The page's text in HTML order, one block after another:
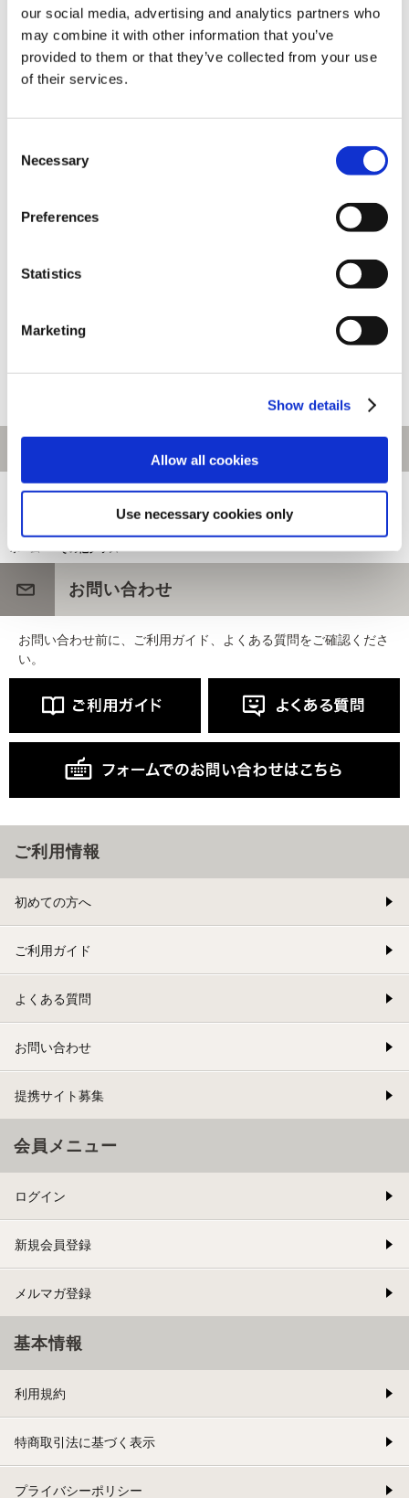
our social media, advertising and analytics partners who
may combine it with other information that you’ve
provided to them or that they’ve collected from your use
of their services.
Selection
Necessary
Preferences
Statistics
Marketing
Show details
Allow all cookies
Use necessary cookies only
スケートボードデッキ専用ディ
スプレイ用フック ピンタイプ
1,960円(税込)
モンスターハンター20周年-大狩
猟展- 大狩猟展ショッパー
550円 (税込)
アイテムセット)
COLLABORATION DARTS
[1～280件] 549件あります
ホーム
お問い合わせ
お問い合わせ前に、ご利用ガイド、よくある質問をご確認くださ
い。
ご利用情報
初めての方へ
ご利用ガイド
よくある質問
お問い合わせ
提携サイト募集
会員メニュー
ログイン
新規会員登録
メルマガ登録
基本情報
利用規約
特商取引法に基づく表示
プライバシーポリシー